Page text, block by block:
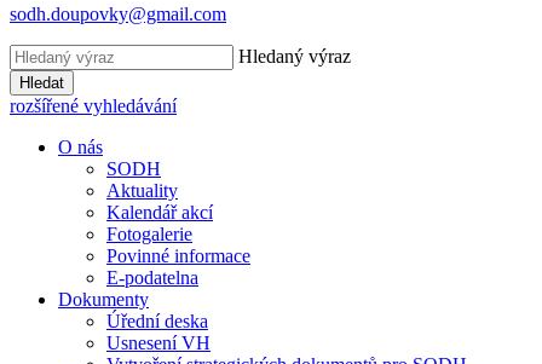
sodh.doupovky@gmail.com
Hledaný výraz
Hledat
rozšířené vyhledávání
O nás
SODH
Aktuality
Kalendář akcí
Fotogalerie
Povinné informace
E-podatelna
Dokumenty
Úřední deska
Usnesení VH